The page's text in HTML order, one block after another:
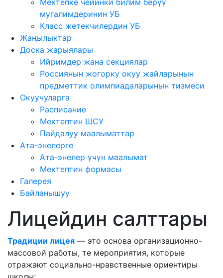
Мектепке чейинки билим берүү
мугалимдеринин УБ
Класс жетекчилердин УБ
Жаңылыктар
Доска жарыялары
Ийримдер жана секциялар
Россиянын жогорку окуу жайларынын
предметтик олимпиадаларынын тизмеси
Окуучуларга
Расписание
Мектептин ШСУ
Пайдалуу маалыматтар
Ата-энелерге
Ата-энелер үчүн маалымат
Мектептин формасы
Галерея
Байланышуу
Лицейдин салттары
Традиции лицея — это основа организационно-
массовой работы, те мероприятия, которые
отражают социально-нравственные ориентиры